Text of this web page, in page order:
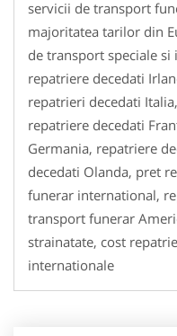
servicii de transport
majoritatea tarilor din
de transport speciale
repatriere decedati
repatrieri decedati
repatriere decedati
Germania, repatriere
decedati Olanda, pret
funerar international,
transport funerar
strainatate, cost
internationale